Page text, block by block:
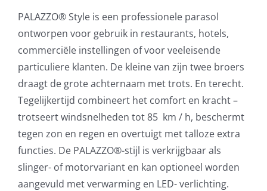
PALAZZO® Style is een professionele parasol
ontworpen voor gebruik in restaurants, hotels,
commerciële instellingen of voor veeleisende
particuliere klanten. De kleine van zijn twee broers
draagt ​​de grote achternaam met trots. En terecht.
Tegelijkertijd combineert het comfort en kracht –
trotseert windsnelheden tot 85 km / h, beschermt
tegen zon en regen en overtuigt met talloze extra
functies. De PALAZZO®-stijl is verkrijgbaar als
slinger- of motorvariant en kan optioneel worden
aangevuld met verwarming en LED- verlichting.